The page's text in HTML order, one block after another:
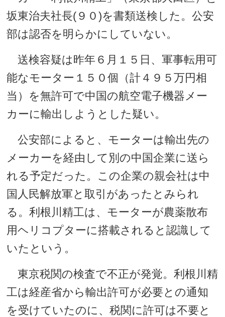
坂東治夫社長(９０)を書類送検した。公安
部は認否を明らかにしていない。
送検容疑は昨年６月１５日、軍事転用可
能なモーター１５０個（計４９５万円相
当）を無許可で中国の航空電子機器メー
カーに輸出しようとした疑い。
公安部によると、モーターは輸出先の
メーカーを経由して別の中国企業に送ら
れる予定だった。この企業の親会社は中
国人民解放軍と取引があったとみられ
る。利根川精工は、モーターが農薬散布
用ヘリコプターに搭載されると認識して
いたという。
東京税関の検査で不正が発覚。利根川精
工は経産省から輸出許可が必要との通知
を受けていたのに、税関に許可は不要と